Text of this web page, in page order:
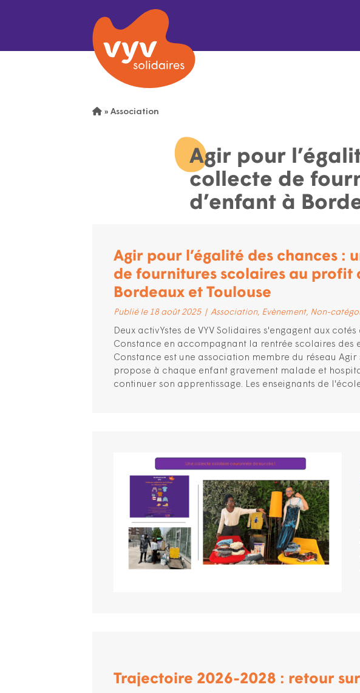
» Association
Agir pour
collecte de
d’enfant à
Agir pour l’égalité des chances :
de fournitures scolaires au profit
Bordeaux et Toulouse
Publié le 18 août 2025 | Association Evènement Non-
Deux activYstes de VYV Solidaires s'engagent aux
Constance en accompagnant la rentrée scolaires des
Constance est une association membre du réseau Agir
propose à chaque enfant gravement malade et
continuer son apprentissage. Les enseignants de
Trajectoire 2026-2028 : retour